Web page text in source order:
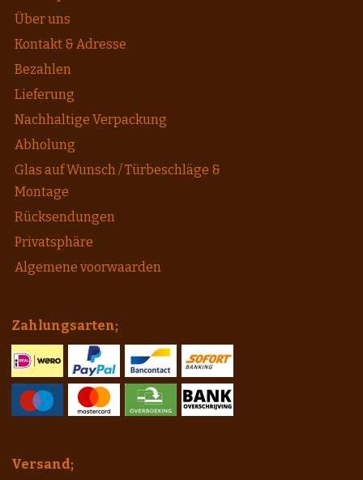
Über uns
Kontakt & Adresse
Bezahlen
Lieferung
Nachhaltige Verpackung
Abholung
Glas auf Wunsch / Türbeschläge &
Montage
Rücksendungen
Privatsphäre
Algemene voorwaarden
Zahlungsarten;
Versand;